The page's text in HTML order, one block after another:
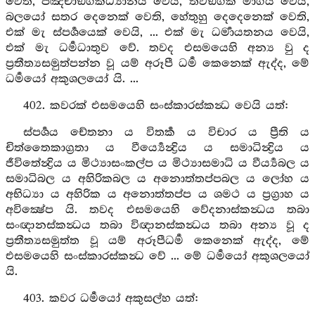
බලයෝ සතර දෙනෙක් වෙති, හේතුහු දෙදෙනෙක් වෙති,
එක් මැ ස්පර්‍ශයෙක් වෙයි, ... එක් මැ ධර්‍මායතනය වෙයි,
එක් මැ ධර්‍මධාතුව වේ. තවද එසමයෙහි අන්‍ය වු ද
ප්‍රතීත්‍යසමුත්පන්න වූ යම් අරූපී ධර්‍ම කෙනෙක් ඇද්ද, මේ
ධර්‍මයෝ අකුශලයෝ යි. ...
402. කවරක් එසමයෙහි සංස්කාරස්කන්‍ධ වෙයි යත්:
ස්පර්‍ශය චේතනා ය විතර්‍ක ය විචාර ය ප්‍රීති ය
චිත්තෛකාග්‍රතා ය වීර්‍ය්‍යෙන්‍ද්‍රිය ය සමාධින්‍ද්‍රිය ය
ජීවිතේන්‍ද්‍රිය ය මිථ්‍යාසංකල්ප ය මිථ්‍යාසමාධි ය වීර්‍ය්‍යබල ය
සමාධිබල ය අහිරිකබල ය අනොත්තප්පබල ය ලෝහ ය
අභිධ්‍යා ය අහිරික ය අනොත්තප්ප ය ශමථ ය ප්‍රග්‍රාහ ය
අවික්‍ෂේප යි. තවද එසමයෙහි වේදනාස්කන්‍ධය තබා
සංඥානස්කන්‍ධය තබා විඥානස්කන්‍ධය තබා අන්‍ය වූ ද
ප්‍රතීත්‍යසමුත්ත වූ යම් අරූපීධර්‍ම කෙනෙක් ඇද්ද, මේ
එසමයෙහි සංස්කාරස්කන්‍ධ වේ ... මේ ධර්‍මයෝ අකුශලයෝ
යි.
403. කවර ධර්‍මයෝ අකුසල්හ යත්: